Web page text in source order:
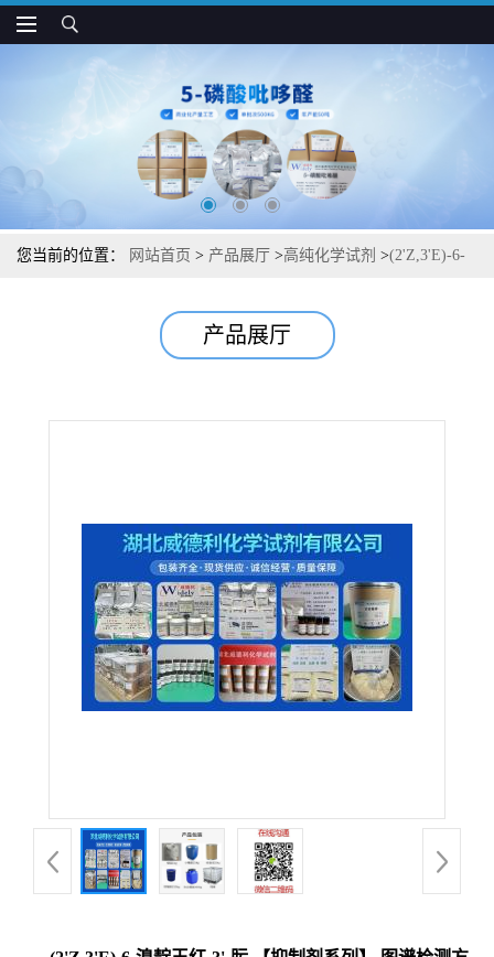
您当前的位置： 网站首页 > 产品展厅 >高纯化学试剂 >(2'Z,3'E)-6-
产品展厅